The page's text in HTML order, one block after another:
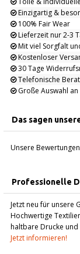
Einzigartig &
100% Fair Wear
Lieferzeit nur 2-3
Mit viel Sorgfalt
Kostenloser
30 Tage
Telefonische
Große Auswahl
Das sagen
Unsere
Professionelle
Jetzt neu für unsere
Hochwertige
haltbare Drucke und
Jetzt informieren!